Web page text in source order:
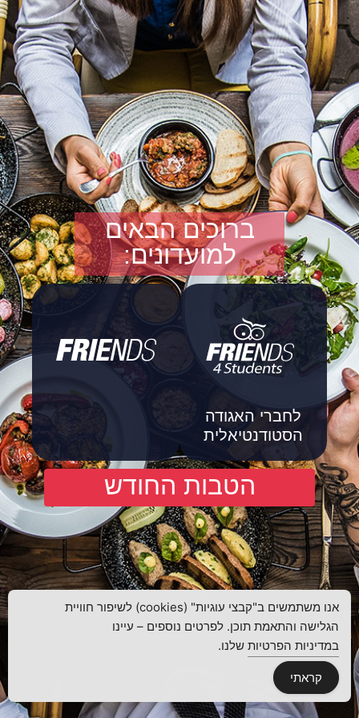
ברוכים הבאים
למועדונים:
לחברי האגודה
הסטודנטיאלית
לחברי האגודה
הסטודנטיאלית
הטבות החודש
אנו משתמשים ב"קבצי עוגיות" (cookies) לשיפור חוויית
הגלישה והתאמת תוכן. לפרטים נוספים – עיינו
במדיניות הפרטיות שלנו.
קראתי